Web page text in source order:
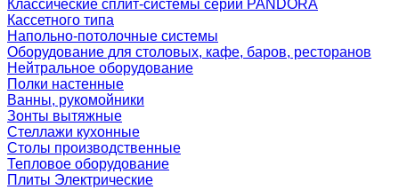
Классические сплит-системы серии PANDORA
Кассетного типа
Напольно-потолочные системы
Оборудование для столовых, кафе, баров, ресторанов
Нейтральное оборудование
Полки настенные
Ванны, рукомойники
Зонты вытяжные
Стеллажи кухонные
Столы производственные
Тепловое оборудование
Плиты Электрические